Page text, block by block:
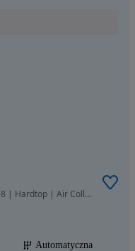
2998 cm3 • 326 KM • BMW 440i Cabrio B58 | Hardtop | Air Collar | CarPlay | 66 tys. km
Automatyczna